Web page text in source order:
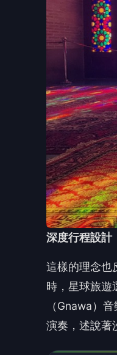
深度行程設計
這樣的理念也
時，星球旅遊
（Gnawa）
演奏，述說著